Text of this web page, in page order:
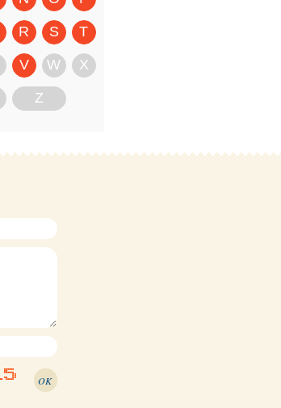
R S T
V W X
Z